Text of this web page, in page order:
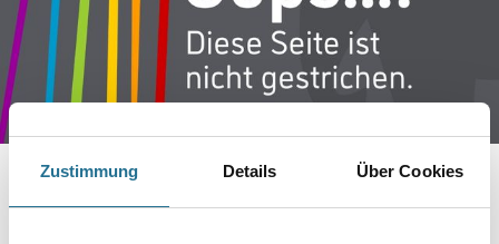
Zustimmung Details Über Cookies